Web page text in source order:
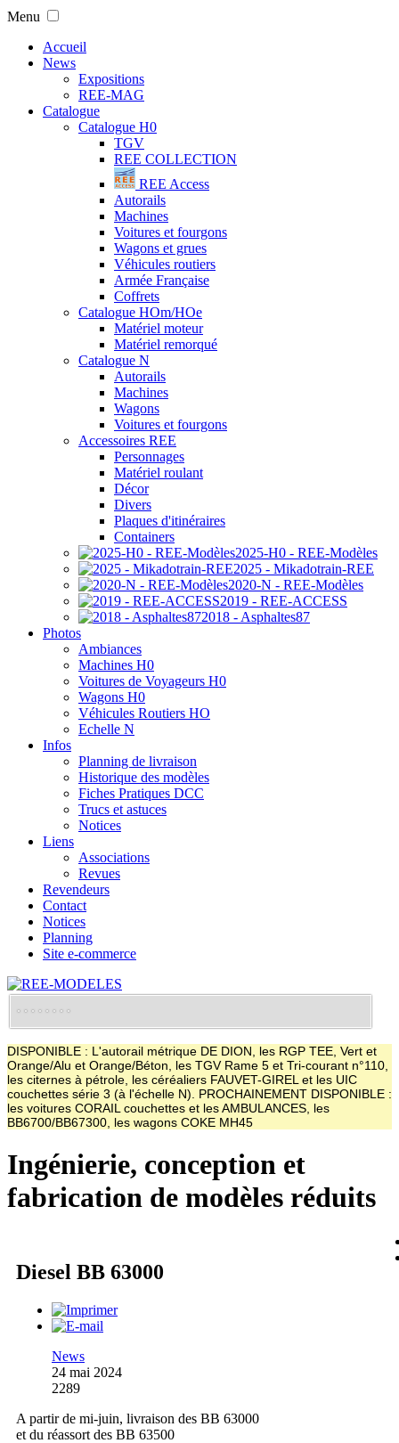
Menu
Accueil
News
Expositions
REE-MAG
Catalogue
Catalogue H0
TGV
REE COLLECTION
REE Access
Autorails
Machines
Voitures et fourgons
Wagons et grues
Véhicules routiers
Armée Française
Coffrets
Catalogue HOm/HOe
Matériel moteur
Matériel remorqué
Catalogue N
Autorails
Machines
Wagons
Voitures et fourgons
Accessoires REE
Personnages
Matériel roulant
Décor
Divers
Plaques d'itinéraires
Containers
2025-H0 - REE-Modèles
2025 - Mikadotrain-REE
2020-N - REE-Modèles
2019 - REE-ACCESS
2018 - Asphaltes87
Photos
Ambiances
Machines H0
Voitures de Voyageurs H0
Wagons H0
Véhicules Routiers HO
Echelle N
Infos
Planning de livraison
Historique des modèles
Fiches Pratiques DCC
Trucs et astuces
Notices
Liens
Associations
Revues
Revendeurs
Contact
Notices
Planning
Site e-commerce
DISPONIBLE : L'autorail métrique DE DION, les RGP TEE, Vert et
Orange/Alu et Orange/Béton, les TGV Rame 5 et Tri-courant n°110,
les citernes à pétrole, les céréaliers FAUVET-GIREL et les UIC
couchettes série 3 (à l'échelle N). PROCHAINEMENT DISPONIBLE :
les voitures CORAIL couchettes et les AMBULANCES, les
BB6700/BB67300, les wagons COKE MH45
Ingénierie, conception et
fabrication de modèles réduits
Diesel BB 63000
News
24 mai 2024
2289
A partir de mi-juin, livraison des BB 63000
et du réassort des BB 63500